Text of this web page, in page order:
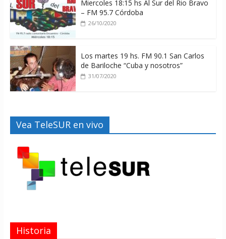
Miercoles 18:15 hs Al Sur del Rio Bravo
– FM 95.7 Córdoba
26/10/2020
Los martes 19 hs. FM 90.1 San Carlos
de Bariloche “Cuba y nosotros”
31/07/2020
Vea TeleSUR en vivo
Historia